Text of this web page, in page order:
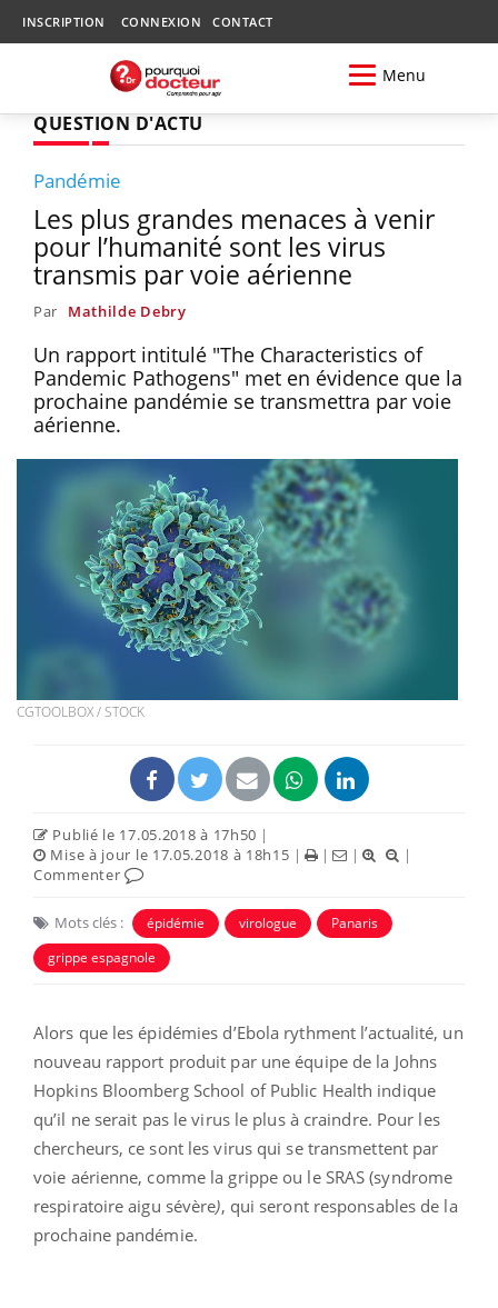
INSCRIPTION CONNEXION CONTACT
Menu
QUESTION D'ACTU
Pandémie
Les plus grandes menaces à venir
pour l’humanité sont les virus
transmis par voie aérienne
Par Mathilde Debry
Un rapport intitulé "The Characteristics of
Pandemic Pathogens" met en évidence que la
prochaine pandémie se transmettra par voie
aérienne.
CGTOOLBOX / STOCK
Publié le 17.05.2018 à 17h50 |
Mise à jour le 17.05.2018 à 18h15 | | |
|
Commenter
Mots clés : épidémie virologue
Panaris
grippe espagnole
Alors que les épidémies d’Ebola rythment l’actualité, un
nouveau rapport produit par une équipe de la Johns
Hopkins Bloomberg School of Public Health indique
qu’il ne serait pas le virus le plus à craindre. Pour les
chercheurs, ce sont les virus qui se transmettent par
voie aérienne, comme la grippe ou le SRAS (syndrome
respiratoire aigu sévère), qui seront responsables de la
prochaine pandémie.